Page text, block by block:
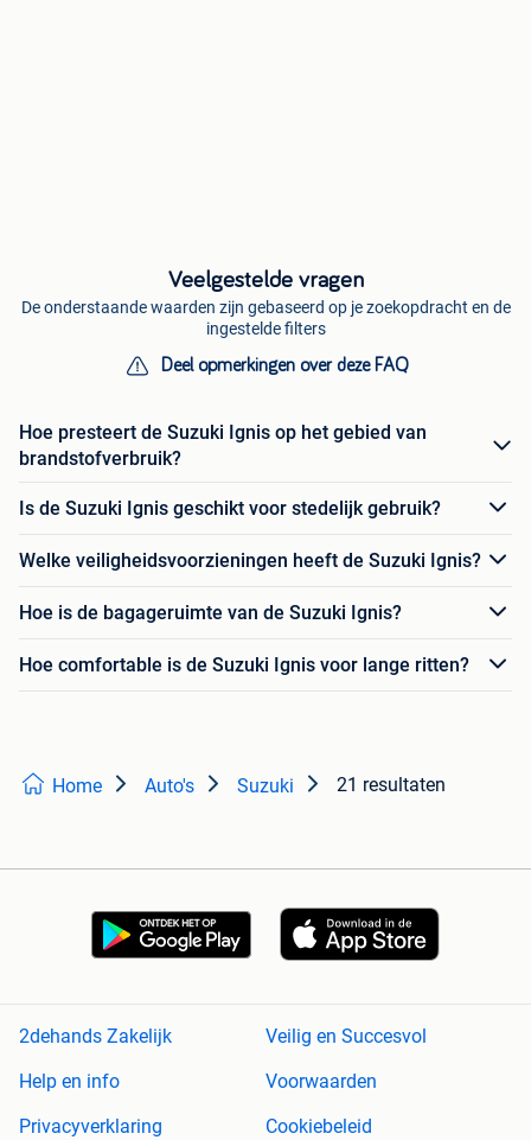
Veelgestelde vragen
De onderstaande waarden zijn gebaseerd op je zoekopdracht en de
ingestelde filters
Deel opmerkingen over deze FAQ
Hoe presteert de Suzuki Ignis op het gebied van
brandstofverbruik?
Is de Suzuki Ignis geschikt voor stedelijk gebruik?
Welke veiligheidsvoorzieningen heeft de Suzuki Ignis?
Hoe is de bagageruimte van de Suzuki Ignis?
Hoe comfortable is de Suzuki Ignis voor lange ritten?
Home Auto's Suzuki 21 resultaten
2dehands Zakelijk
Veilig en Succesvol
Help en info
Voorwaarden
Privacyverklaring
Cookiebeleid